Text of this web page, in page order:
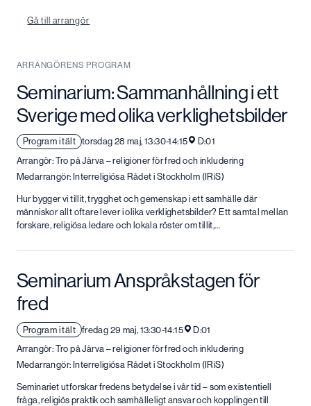
Gå till arrangör
ARRANGÖRENS PROGRAM
Seminarium: Sammanhållning i ett
Sverige med olika verklighetsbilder
Program i tält torsdag 28 maj, 13:30-14:15
D:01
Arrangör: Tro på Järva – religioner för fred och inkludering
Medarrangör: Interreligiösa Rådet i Stockholm (IRiS)
Hur bygger vi tillit, trygghet och gemenskap i ett samhälle där
människor allt oftare lever i olika verklighetsbilder? Ett samtal mellan
forskare, religiösa ledare och lokala röster om tillit,…
Seminarium Anspråkstagen för
fred
Program i tält fredag 29 maj, 13:30-14:15
D:01
Arrangör: Tro på Järva – religioner för fred och inkludering
Medarrangör: Interreligiösa Rådet i Stockholm (IRiS)
Seminariet utforskar fredens betydelse i vår tid – som existentiell
fråga, religiös praktik och samhälleligt ansvar och kopplingen till